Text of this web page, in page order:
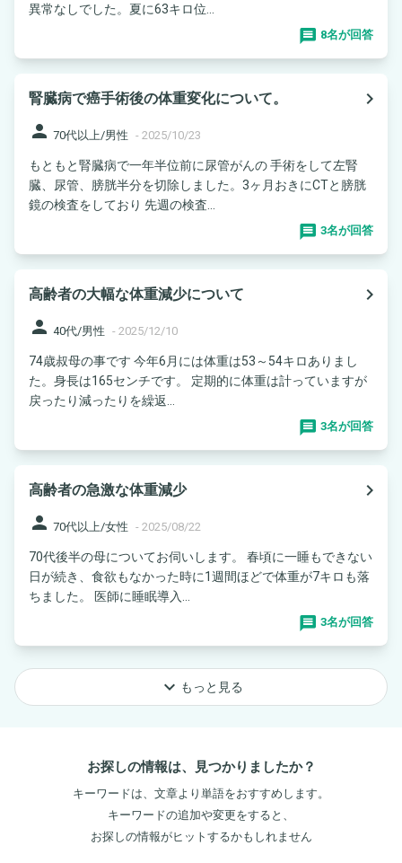
異常なしでした。夏に63キロ位...
8名が回答
腎臓病で癌手術後の体重変化について。
navigate_next
person 70代以上/男性 - 2025/10/23
もともと腎臓病で一年半位前に尿管がんの 手術をして左腎
臓、尿管、膀胱半分を切除しました。3ヶ月おきにCTと膀胱
鏡の検査をしており 先週の検査...
3名が回答
高齢者の大幅な体重減少について
navigate_next
person 40代/男性 - 2025/12/10
74歳叔母の事です 今年6月には体重は53～54キロありまし
た。身長は165センチです。 定期的に体重は計っていますが
戻ったり減ったりを繰返...
3名が回答
高齢者の急激な体重減少
navigate_next
person 70代以上/女性 - 2025/08/22
70代後半の母についてお伺いします。 春頃に一睡もできない
日が続き、食欲もなかった時に1週間ほどで体重が7キロも落
ちました。 医師に睡眠導入...
3名が回答
keyboard_arrow_down もっと見る
お探しの情報は、見つかりましたか？
キーワードは、文章より単語をおすすめします。
キーワードの追加や変更をすると、
お探しの情報がヒットするかもしれません